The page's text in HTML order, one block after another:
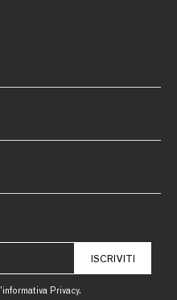
ISCRIVITI
Privacy.